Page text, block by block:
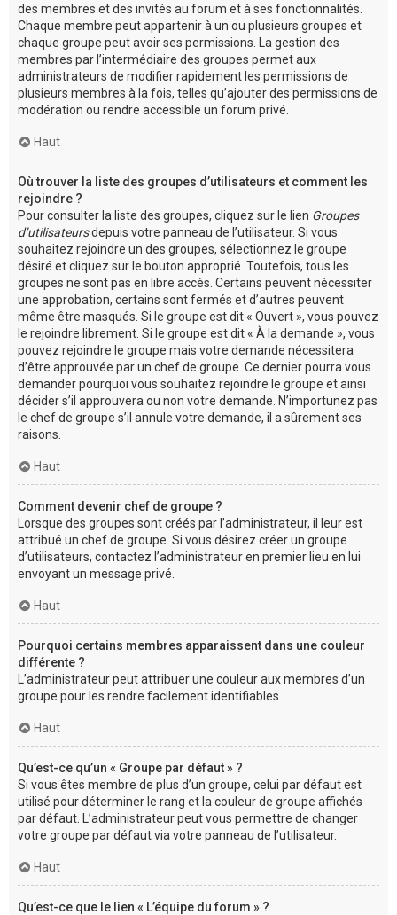
des membres et des invités au forum et à ses fonctionnalités.
Chaque membre peut appartenir à un ou plusieurs groupes et
chaque groupe peut avoir ses permissions. La gestion des
membres par l’intermédiaire des groupes permet aux
administrateurs de modifier rapidement les permissions de
plusieurs membres à la fois, telles qu’ajouter des permissions de
modération ou rendre accessible un forum privé.
Haut
Où trouver la liste des groupes d’utilisateurs et comment les
rejoindre ?
Pour consulter la liste des groupes, cliquez sur le lien Groupes
d’utilisateursdepuis votre panneau de l’utilisateur. Si vous
souhaitez rejoindre un des groupes, sélectionnez le groupe
désiré et cliquez sur le bouton approprié. Toutefois, tous les
groupes ne sont pas en libre accès. Certains peuvent nécessiter
une approbation, certains sont fermés et d’autres peuvent
même être masqués. Si le groupe est dit « Ouvert », vous pouvez
le rejoindre librement. Si le groupe est dit « À la demande », vous
pouvez rejoindre le groupe mais votre demande nécessitera
d’être approuvée par un chef de groupe. Ce dernier pourra vous
demander pourquoi vous souhaitez rejoindre le groupe et ainsi
décider s’il approuvera ou non votre demande. N’importunez pas
le chef de groupe s’il annule votre demande, il a sûrement ses
raisons.
Haut
Comment devenir chef de groupe ?
Lorsque des groupes sont créés par l’administrateur, il leur est
attribué un chef de groupe. Si vous désirez créer un groupe
d’utilisateurs, contactez l’administrateur en premier lieu en lui
envoyant un message privé.
Haut
Pourquoi certains membres apparaissent dans une couleur
différente ?
L’administrateur peut attribuer une couleur aux membres d’un
groupe pour les rendre facilement identifiables.
Haut
Qu’est-ce qu’un « Groupe par défaut » ?
Si vous êtes membre de plus d’un groupe, celui par défaut est
utilisé pour déterminer le rang et la couleur de groupe affichés
par défaut. L’administrateur peut vous permettre de changer
votre groupe par défaut via votre panneau de l’utilisateur.
Haut
Qu’est-ce que le lien « L’équipe du forum » ?